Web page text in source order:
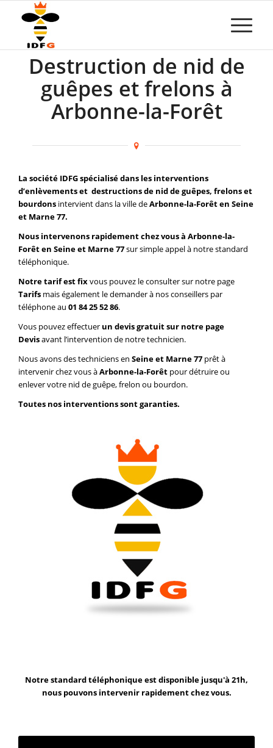
Destruction de nid de
guêpes et frelons à
Arbonne-la-Forêt
La société IDFG spécialisé dans les interventions
d’enlèvements et destructions de nid de guêpes, frelons et
bourdons intervient dans la ville deArbonne-la-Forêt en Seine
et Marne 77.
Nous intervenons rapidement chez vous à Arbonne-la-
Forêt en Seine et Marne 77sur simple appel à notre standard
téléphonique.
Notre tarif est fixvous pouvez le consulter sur notre page
Tarifs mais également le demander à nos conseillers par
téléphone au 01 84 25 52 86.
Vous pouvez effectuer un devis gratuit sur notre page
Devisavant l’intervention de notre technicien.
Nous avons des techniciens en Seine et Marne 77 prêt à
intervenir chez vous àArbonne-la-Forêt pour détruire ou
enlever votre nid de guêpe, frelon ou bourdon.
Toutes nos interventions sont garanties.
Notre standard téléphonique est disponible jusqu'à 21h,
nous pouvons intervenir rapidement chez vous.